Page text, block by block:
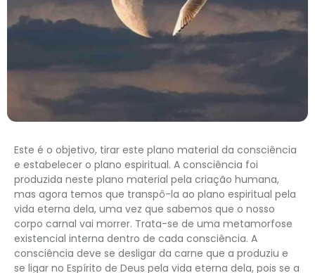
Este é o objetivo, tirar este plano material da consciência
e estabelecer o plano espiritual. A consciência foi
produzida neste plano material pela criação humana,
mas agora temos que transpô-la ao plano espiritual pela
vida eterna dela, uma vez que sabemos que o nosso
corpo carnal vai morrer. Trata-se de uma metamorfose
existencial interna dentro de cada consciência. A
consciência deve se desligar da carne que a produziu e
se ligar no Espírito de Deus pela vida eterna dela, pois se a